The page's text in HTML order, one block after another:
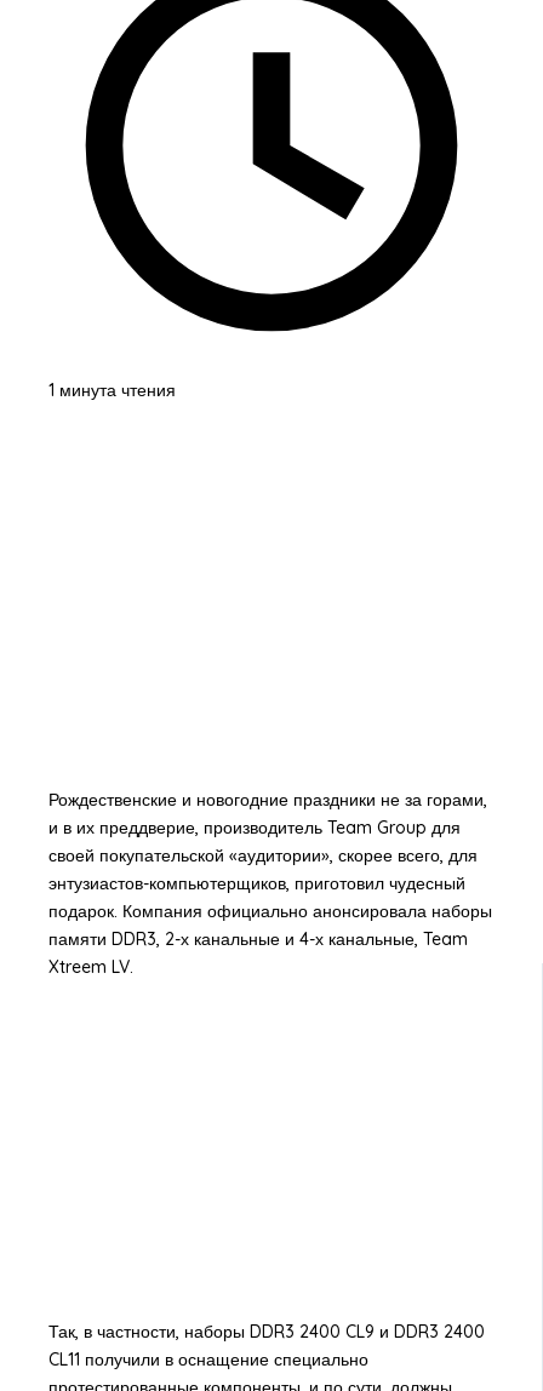
1 минута чтения
Рождественские и новогодние праздники не за горами,
и в их преддверие, производитель Team Group для
своей покупательской «аудитории», скорее всего, для
энтузиастов-компьютерщиков, приготовил чудесный
подарок. Компания официально анонсировала наборы
памяти DDR3, 2-х канальные и 4-х канальные, Team
Xtreem LV.
Так, в частности, наборы DDR3 2400 CL9 и DDR3 2400
CL11 получили в оснащение специально